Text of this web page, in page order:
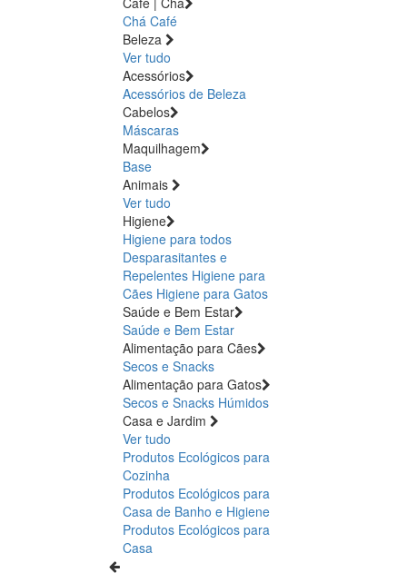
Chá Café
Beleza
Ver tudo
Acessórios
Acessórios de Beleza
Cabelos
Máscaras
Maquilhagem
Base
Animais
Ver tudo
Higiene
Higiene para todos
Desparasitantes e
Repelentes Higiene para
Cães Higiene para Gatos
Saúde e Bem Estar
Saúde e Bem Estar
Alimentação para Cães
Secos e Snacks
Alimentação para Gatos
Secos e Snacks Húmidos
Casa e Jardim
Ver tudo
Produtos Ecológicos para
Cozinha
Produtos Ecológicos para
Casa de Banho e Higiene
Produtos Ecológicos para
Casa